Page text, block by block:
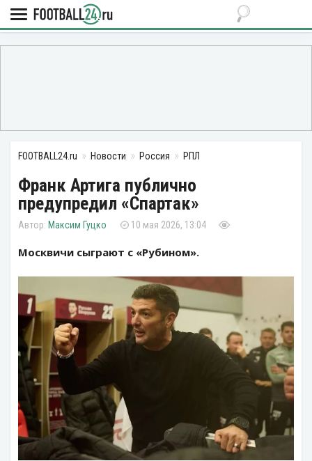
FOOTBALL24.ru Новости Россия РПЛ
Франк Артига публично
предупредил «Спартак»
Максим Гуцко 10 мая 2026, 13:04
Москвичи сыграют с «Рубином».